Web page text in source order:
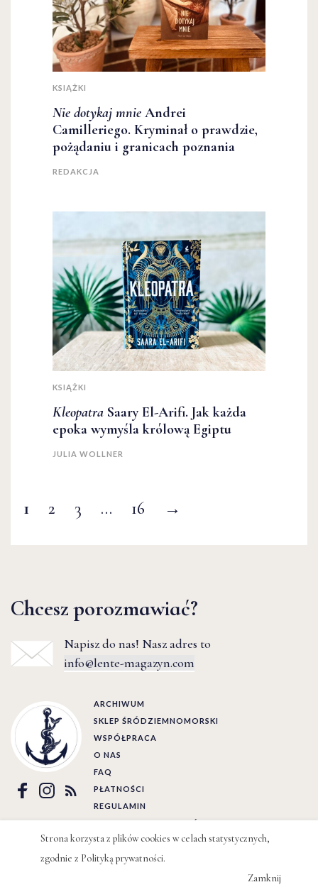
KSIĄŻKI
Nie dotykaj mnie Andrei
Camilleriego. Kryminał o prawdzie,
pożądaniu i granicach poznania
REDAKCJA
KSIĄŻKI
Kleopatra Saary El-Arifi. Jak każda
epoka wymyśla królową Egiptu
JULIA WOLLNER
1 2 3 … 16 →
Chcesz porozmawiać?
Napisz do nas! Nasz adres to
info@lente-magazyn.com
ARCHIWUM
SKLEP ŚRÓDZIEMNOMORSKI
WSPÓŁPRACA
O NAS
FAQ
PŁATNOŚCI
REGULAMIN
POLITYKA PRYWATNOŚCI
Strona korzysta z plików cookies w celach statystycznych,
zgodnie z Polityką prywatności.
Zamknij